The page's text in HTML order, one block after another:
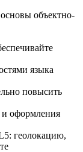
объектно-
языка
повысить
и оформления
геолокацию,